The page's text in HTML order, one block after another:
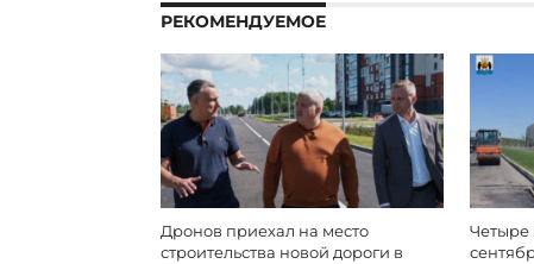
РЕКОМЕНДУЕМОЕ
Дронов приехал на место
строительства новой дороги в
Четыре